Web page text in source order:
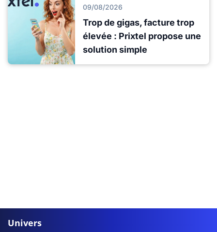
09/08/2026
Trop de gigas, facture trop
élevée : Prixtel propose une
solution simple
Univers